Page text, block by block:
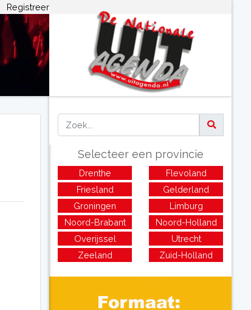
Registreer
Selecteer een provincie
Drenthe
Flevoland
Friesland
Gelderland
Groningen
Limburg
Noord-Brabant
Noord-Holland
Overijssel
Utrecht
Zeeland
Zuid-Holland